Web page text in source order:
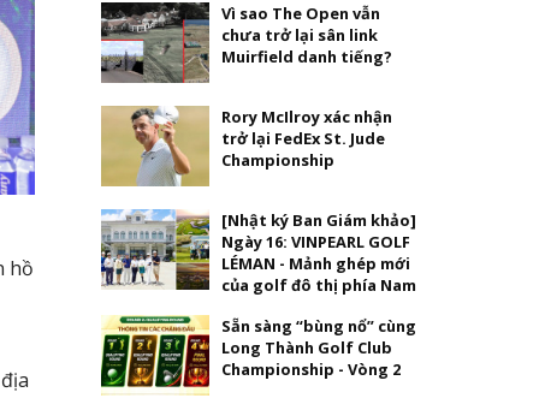
hồ
Vì sao The Open vẫn
chưa trở lại sân link
Muirfield danh tiếng?
Rory McIlroy xác nhận
trở lại FedEx St. Jude
Championship
[Nhật ký Ban Giám khảo]
Ngày 16: VINPEARL GOLF
LÉMAN - Mảnh ghép mới
của golf đô thị phía Nam
Sẵn sàng “bùng nổ” cùng
Long Thành Golf Club
Championship - Vòng 2